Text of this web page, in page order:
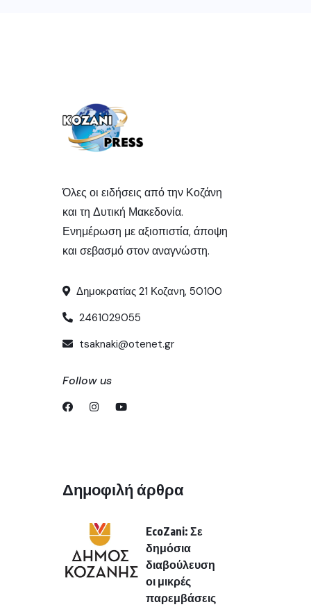
Όλες οι ειδήσεις από την Κοζάνη
και τη Δυτική Μακεδονία.
Ενημέρωση με αξιοπιστία, άποψη
και σεβασμό στον αναγνώστη.
Δημοκρατίας 21 Κοζανη, 50100
2461029055
tsaknaki@otenet.gr
Follow us
Δημοφιλή άρθρα
EcoZani: Σε
δημόσια
διαβούλευση
οι μικρές
παρεμβάσεις